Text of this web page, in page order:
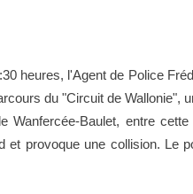
heures, l'Agent de Police
du "Circuit de Wallonie",
Wanfercée-Baulet, entre
provoque une collision. Le